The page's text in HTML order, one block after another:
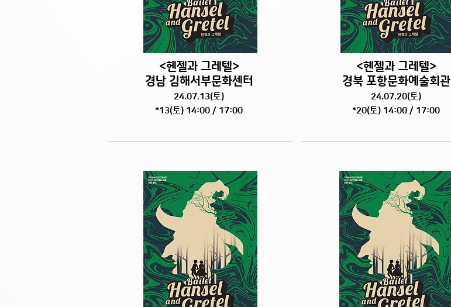
<헨젤과 그레텔>
경남 김해서부문화센터
24.07.13(토)
*13(토) 14:00 / 17:00
<헨젤과 그레텔>
경북 포항문화예술회관
24.07.20(토)
*20(토) 14:00 / 17:00